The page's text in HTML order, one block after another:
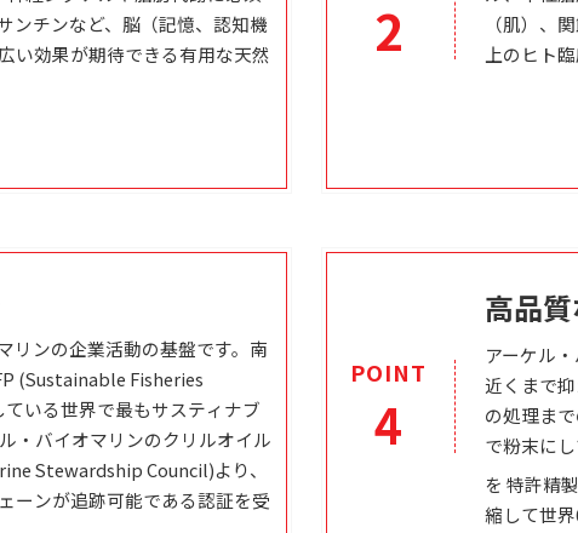
ンチンなど、脳（記憶、認知機
い効果が期待できる有用な天然
2
（肌）、
上のヒト
リンの企業活動の基盤です。南
(Sustainable Fisheries
いる世界で最もサスティナブ
・バイオマリンのクリルオイル
Stewardship Council)より、
ーンが追跡可能である認証を受
POINT
4
高品
アーケル
近くまで
の処理ま
で粉末に
を 特許精
縮して世